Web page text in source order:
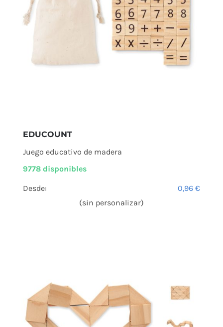
EDUCOUNT
Juego educativo de madera
9778 disponibles
Desde: 0,96€
(sin personalizar)